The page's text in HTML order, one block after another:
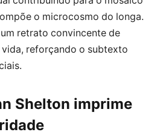
o microcosmo do longa.
retrato convincente de
reforçando o subtexto
Shelton imprime